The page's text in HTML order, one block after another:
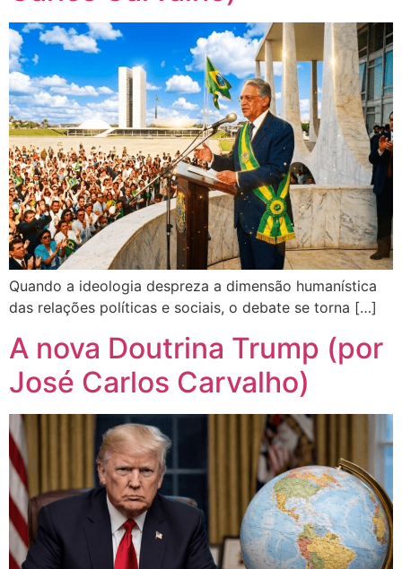
Quando a ideologia despreza a dimensão humanística
das relações políticas e sociais, o debate se torna […]
A nova Doutrina Trump (por
José Carlos Carvalho)